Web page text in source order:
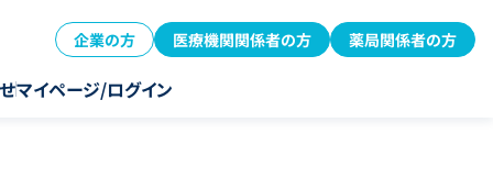
企業の方 医療機関関係者の方 薬局関係者の方
マイページ/ログイン